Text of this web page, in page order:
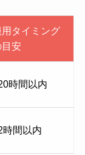
用タイミング
安
時間以内
時間以内